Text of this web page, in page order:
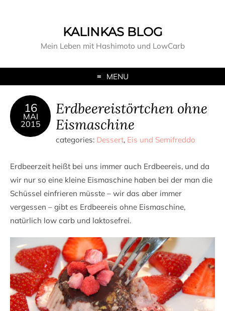
KALINKAS BLOG
Mein Leben mit Hashimoto und LowCarb
MENU
16
MAI
2015
Erdbeereistörtchen ohne
Eismaschine
categories: Dessert, Eis und Semifreddo
Erdbeerzeit heißt bei uns immer auch Erdbeereis, und da
wir nur so eine kleine Eismaschine haben bei der man die
Schüssel einfrieren müsste – wir das aber immer
vergessen – gibt es Erdbeereis ohne Eismaschine,
natürlich low carb und laktosefrei.